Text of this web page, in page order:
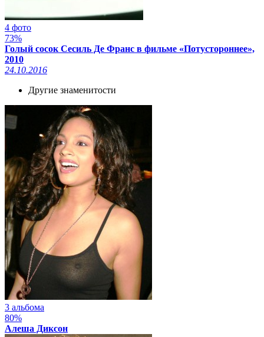
4 фото
73%
Голый сосок Сесиль Де Франс в фильме «Потустороннее»,
2010
24.10.2016
Другие знаменитости
3 альбома
80%
Алеша Диксон